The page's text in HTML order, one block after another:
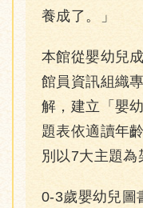
養成了。」
本館從嬰幼兒
館員資訊組織
解，建立「嬰
題表依適讀年
別以7大主題為
0-3歲嬰幼兒圖